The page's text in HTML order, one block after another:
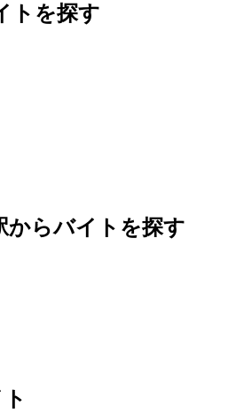
トを探す
からバイトを探す